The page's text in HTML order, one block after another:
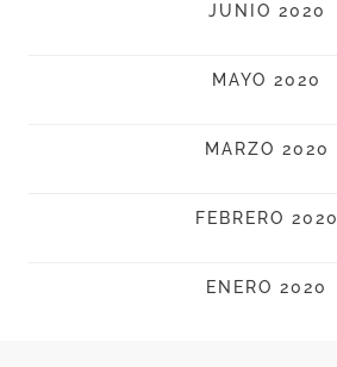
JUNIO 2020
MAYO 2020
MARZO 2020
FEBRERO 2020
ENERO 2020